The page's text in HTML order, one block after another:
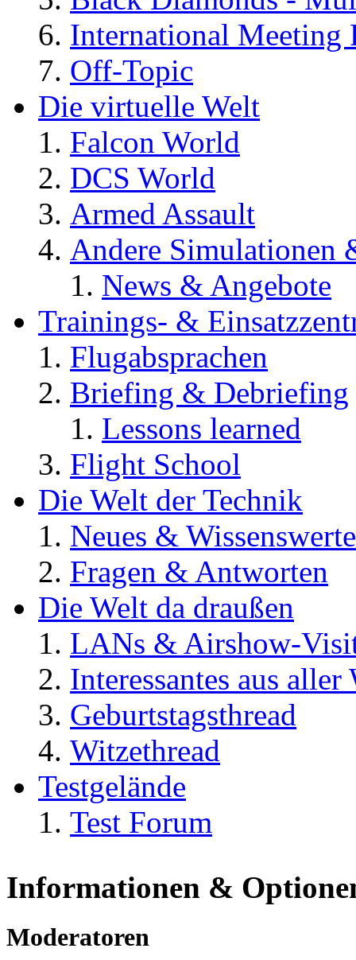
International Meeting
Off-Topic
Die virtuelle Welt
Falcon World
DCS World
Armed Assault
Andere Simulationen
News & Angebote
Trainings- &
Flugabsprachen
Briefing & Debriefing
Lessons learned
Flight School
Die Welt der Technik
Neues &
Fragen & Antworten
Die Welt da draußen
LANs & Airshow-
Interessantes aus aller
Geburtstagsthread
Witzethread
Testgelände
Test Forum
Informationen &
Moderatoren